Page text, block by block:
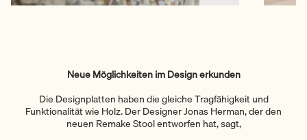
Neue Möglichkeiten im Design erkunden
Die Designplatten haben die gleiche Tragfähigkeit und
Funktionalität wie Holz. Der Designer Jonas Herman, der den
neuen Remake Stool entworfen hat, sagt,